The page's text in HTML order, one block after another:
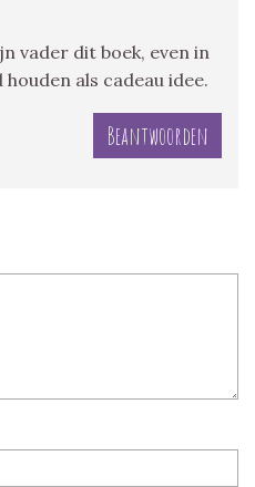
vader dit boek, even in
als cadeau idee.
Beantwoorden